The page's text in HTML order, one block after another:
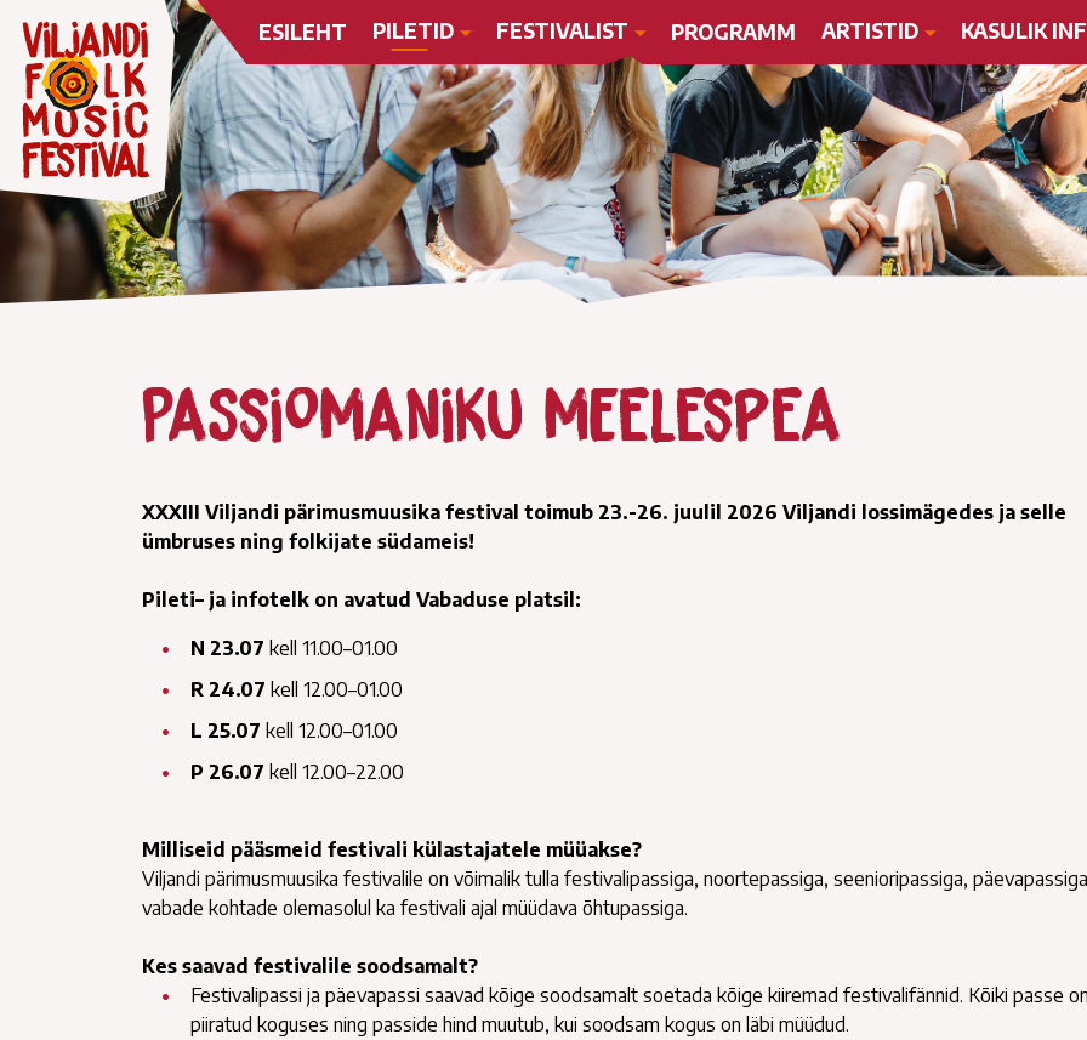
ESILEHT PILETID FESTIVALIST PROGRAMM ARTISTID KASULIK
Passiomaniku meelespea
XXXIII Viljandi pärimusmuusika festival toimub 23.-26. juulil 2026 Viljandi lossimägedes ja selle
ümbruses ning folkijate südameis!
Pileti– ja infotelk on avatud Vabaduse platsil:
N 23.07 kell 11.00–01.00
R 24.07 kell 12.00–01.00
L 25.07 kell 12.00–01.00
P 26.07 kell 12.00–22.00
Milliseid pääsmeid festivali külastajatele müüakse?
Viljandi pärimusmuusika festivalile on võimalik tulla festivalipassiga, noortepassiga, seenioripassiga,
vabade kohtade olemasolul ka festivali ajal müüdava õhtupassiga.
Kes saavad festivalile soodsamalt?
Festivalipassi ja päevapassi saavad kõige soodsamalt soetada kõige kiiremad festivalifännid. Kõiki passe on
piiratud koguses ning passide hind muutub, kui soodsam kogus on läbi müüdud.